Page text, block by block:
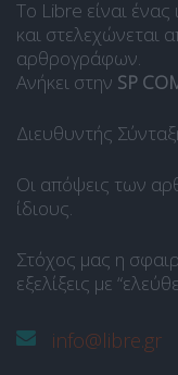
Το Libre είναι
και στελεχώνεται
αρθρογράφων.
Ανήκει στην SP
Διευθυντής
Οι απόψεις των
ίδιους.
Στόχος μας η
εξελίξεις με
info@libre.gr